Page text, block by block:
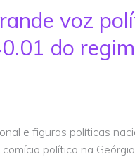
voz
do
e figuras políticas
político na